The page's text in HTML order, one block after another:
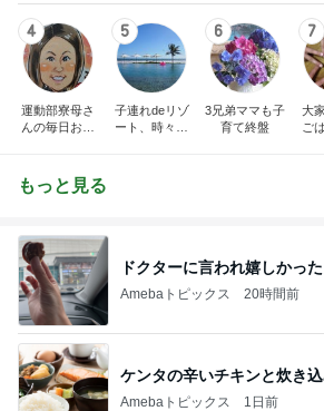
4
運動部寮母さ
んの毎日お弁
5
子連れdeリゾ
ート、時々キ
6
3兄弟ママも子
育て終盤
7
大
ご
もっと見る
ドクターに言われ嬉しかっ
Amebaトピックス 20時間前
ケンタの辛いチキンと炊き
Amebaトピックス 1日前